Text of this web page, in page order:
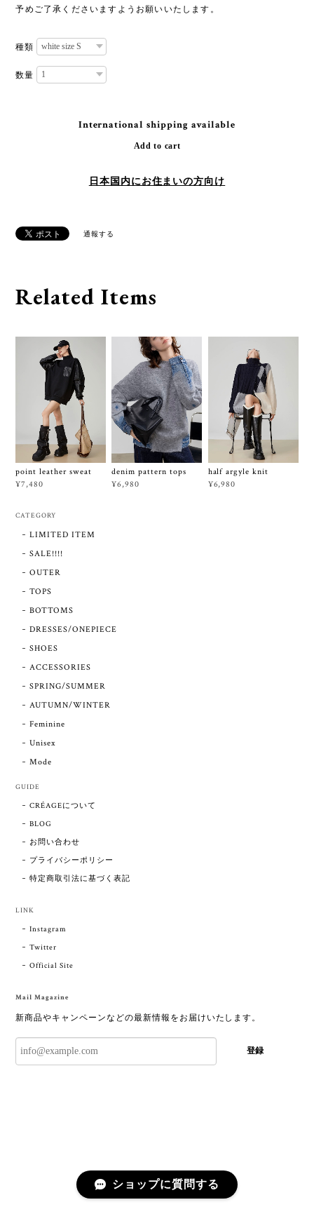
予めご了承くださいますようお願いいたします。
種類
数量
International shipping available
Add to cart
日本国内にお住まいの方向け
通報する
Related Items
point leather sweat
¥7,480
denim pattern tops
¥6,980
half argyle knit
¥6,980
CATEGORY
LIMITED ITEM
SALE!!!!
OUTER
TOPS
BOTTOMS
DRESSES/ONEPIECE
SHOES
ACCESSORIES
SPRING/SUMMER
AUTUMN/WINTER
Feminine
Unisex
Mode
GUIDE
CRÉAGEについて
BLOG
お問い合わせ
プライバシーポリシー
特定商取引法に基づく表記
LINK
Instagram
Twitter
Official Site
Mail Magazine
新商品やキャンペーンなどの最新情報をお届けいたします。
登録
ショップに質問する